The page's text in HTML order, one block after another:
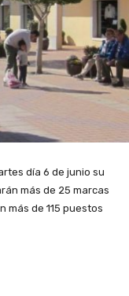
día 6 de junio su
más de 25 marcas
más de 115 puestos